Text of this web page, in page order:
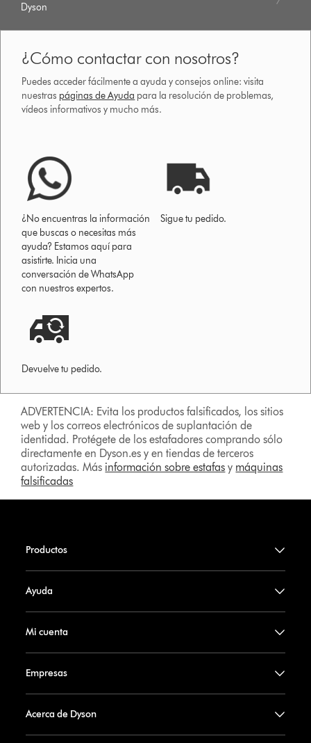
Dyson
¿Cómo contactar con nosotros?
Puedes acceder fácilmente a ayuda y consejos online: visita
nuestras páginas de Ayuda para la resolución de problemas,
vídeos informativos y mucho más.
¿No encuentras la información
que buscas o necesitas más
ayuda? Estamos aquí para
asistirte. Inicia una
conversación de WhatsApp
con nuestros expertos.
Sigue tu pedido.
Devuelve tu pedido.
ADVERTENCIA: Evita los productos falsificados, los sitios
web y los correos electrónicos de suplantación de
identidad. Protégete de los estafadores comprando sólo
directamente en Dyson.es y en tiendas de terceros
autorizadas. Más información sobre estafas y máquinas
falsificadas
Productos
Ayuda
Mi cuenta
Empresas
Acerca de Dyson